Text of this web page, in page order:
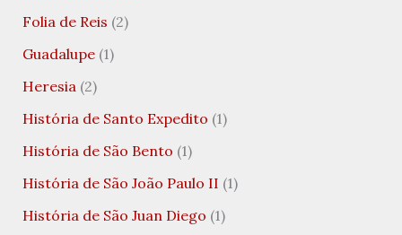
Folia de Reis (2)
Guadalupe(1)
Heresia(2)
História de Santo Expedito (1)
História de São Bento (1)
História de São João Paulo II (1)
História de São Juan Diego (1)